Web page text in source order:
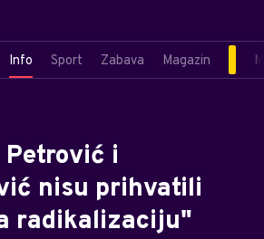
Info Sport Zabava Magazin
i
nisu prihvatili
radikalizaciju"